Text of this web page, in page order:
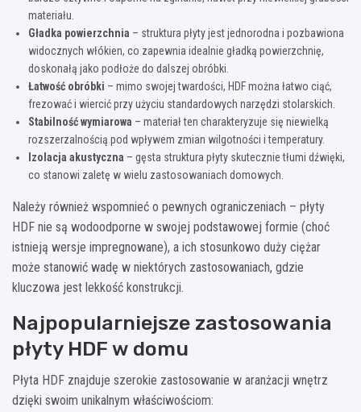
materiału.
Gładka powierzchnia – struktura płyty jest jednorodna i pozbawiona
widocznych włókien, co zapewnia idealnie gładką powierzchnię,
doskonałą jako podłoże do dalszej obróbki.
Łatwość obróbki – mimo swojej twardości, HDF można łatwo ciąć,
frezować i wiercić przy użyciu standardowych narzędzi stolarskich.
Stabilność wymiarowa – materiał ten charakteryzuje się niewielką
rozszerzalnością pod wpływem zmian wilgotności i temperatury.
Izolacja akustyczna – gęsta struktura płyty skutecznie tłumi dźwięki,
co stanowi zaletę w wielu zastosowaniach domowych.
Należy również wspomnieć o pewnych ograniczeniach – płyty
HDF nie są wodoodporne w swojej podstawowej formie (choć
istnieją wersje impregnowane), a ich stosunkowo duży ciężar
może stanowić wadę w niektórych zastosowaniach, gdzie
kluczowa jest lekkość konstrukcji.
Najpopularniejsze zastosowania
płyty HDF w domu
Płyta HDF znajduje szerokie zastosowanie w aranżacji wnętrz
dzięki swoim unikalnym właściwościom: